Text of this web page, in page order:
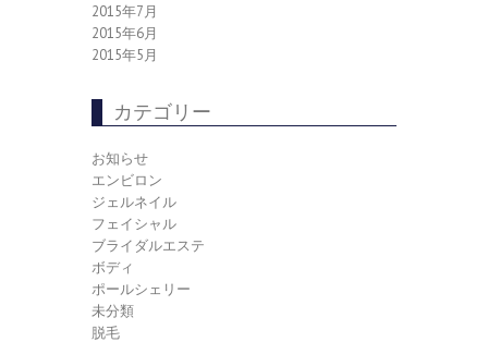
2015年7月
2015年6月
2015年5月
カテゴリー
お知らせ
エンビロン
ジェルネイル
フェイシャル
ブライダルエステ
ボディ
ポールシェリー
未分類
脱毛